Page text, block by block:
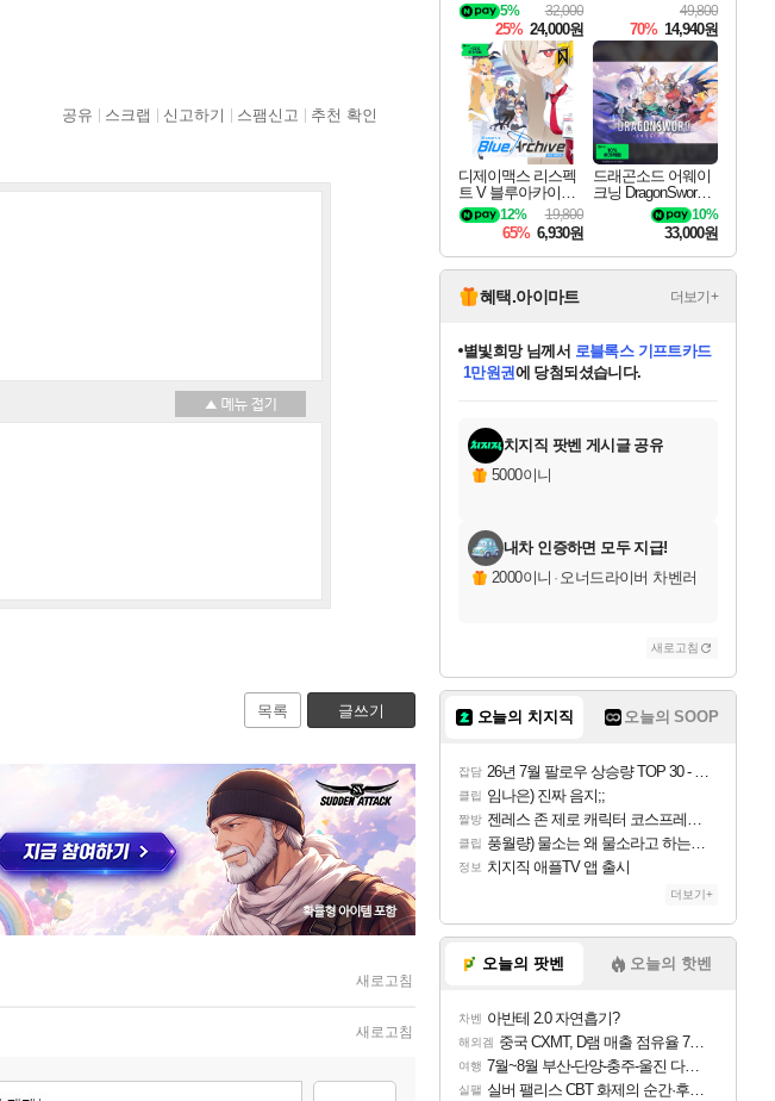
공유 스크랩 신고하기 스팸신고 추천 확인
목록 글쓰기
새로고침
새로고침
32,000
5%
25% 24,000원
49,800
70% 14,940원
디제이맥스 리스펙
트 V 블루아카이브
팩 DJMAX RESPE
CT V Blue Archive P
ack DLC
19,800
12%
65% 6,930원
드래곤소드 어웨이
크닝 DragonSword A
10%
33,000원
혜택.아이마트 더보기+
교환.
당첨되셨습니다.
당첨되셨습니다.
당첨되셨습니다.
별빛희망님께서 로블록스 기프트카드
1만원권에 당첨되셨습니다.
당첨되셨습니다.
당첨되셨습니다.
당첨되셨습니다.
당첨되셨습니다.
에디션 (스팀코드)를 교환.
당첨되셨습니다.
치지직 팟벤 게시글 공유
5000이니
내차 인증하면 모두 지급!
2000이니 · 오너드라이버 차벤러
새로고침
오늘의 치지직 오늘의 SOOP
잡담 26년 7월 팔로우 상승량 TOP 30 - 월간 치지직
클립 임나은) 진짜 음지;;
짤방 젠레스 존 제로 캐릭터 코스프레한 꽁주
클립 풍월량) 물소는 왜 물소라고 하는거야? 아! 그만 ㅋㅋ
정보 치지직 애플TV 앱 출시
더보기+
오늘의 팟벤 오늘의 핫벤
차벤 아반테 2.0 자연흡기?
해외겜 중국 CXMT, D램 매출 점유율 7%…글로벌 4위로 부상
여행 7월~8월 부산-단양-충주-울진 다녀왔어요~
실팰 실버 팰리스 CBT 화제의 순간·후기 모음